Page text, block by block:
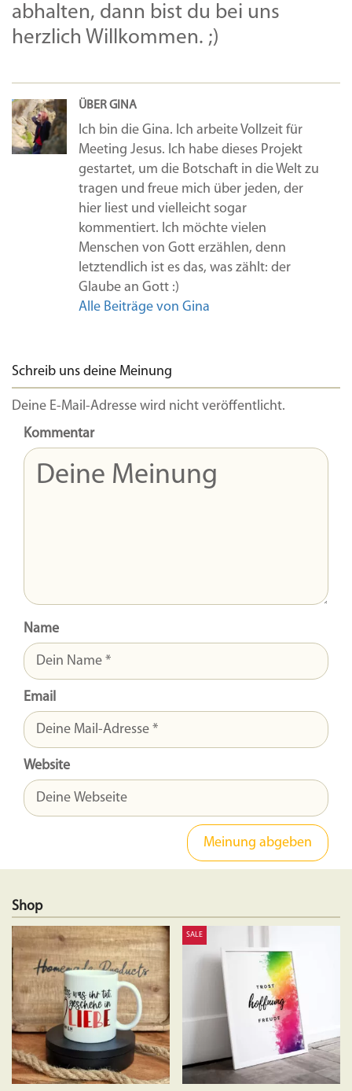
abhalten, dann bist du bei uns
herzlich Willkommen. ;)
ÜBER GINA
Ich bin die Gina. Ich arbeite Vollzeit für
Meeting Jesus. Ich habe dieses Projekt
gestartet, um die Botschaft in die Welt zu
tragen und freue mich über jeden, der
hier liest und vielleicht sogar
kommentiert. Ich möchte vielen
Menschen von Gott erzählen, denn
letztendlich ist es das, was zählt: der
Glaube an Gott :)
Alle Beiträge von Gina
Schreib uns deine Meinung
Deine E-Mail-Adresse wird nicht veröffentlicht.
Kommentar
Name
Email
Website
Shop
SALE